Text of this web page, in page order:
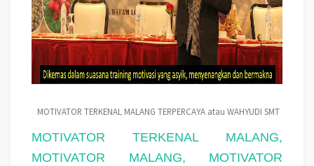
MOTIVATOR TERKENAL MALANG TERPERCAYA atau WAHYUDI SMT
MOTIVATOR TERKENAL MALANG,
MOTIVATOR MALANG, MOTIVATOR